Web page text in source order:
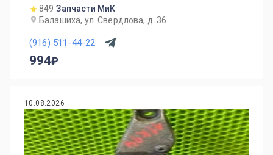
849 Запчасти МиК
Балашиха, ул. Свердлова, д. 36
(916) 511-44-22
994
10.08.2026